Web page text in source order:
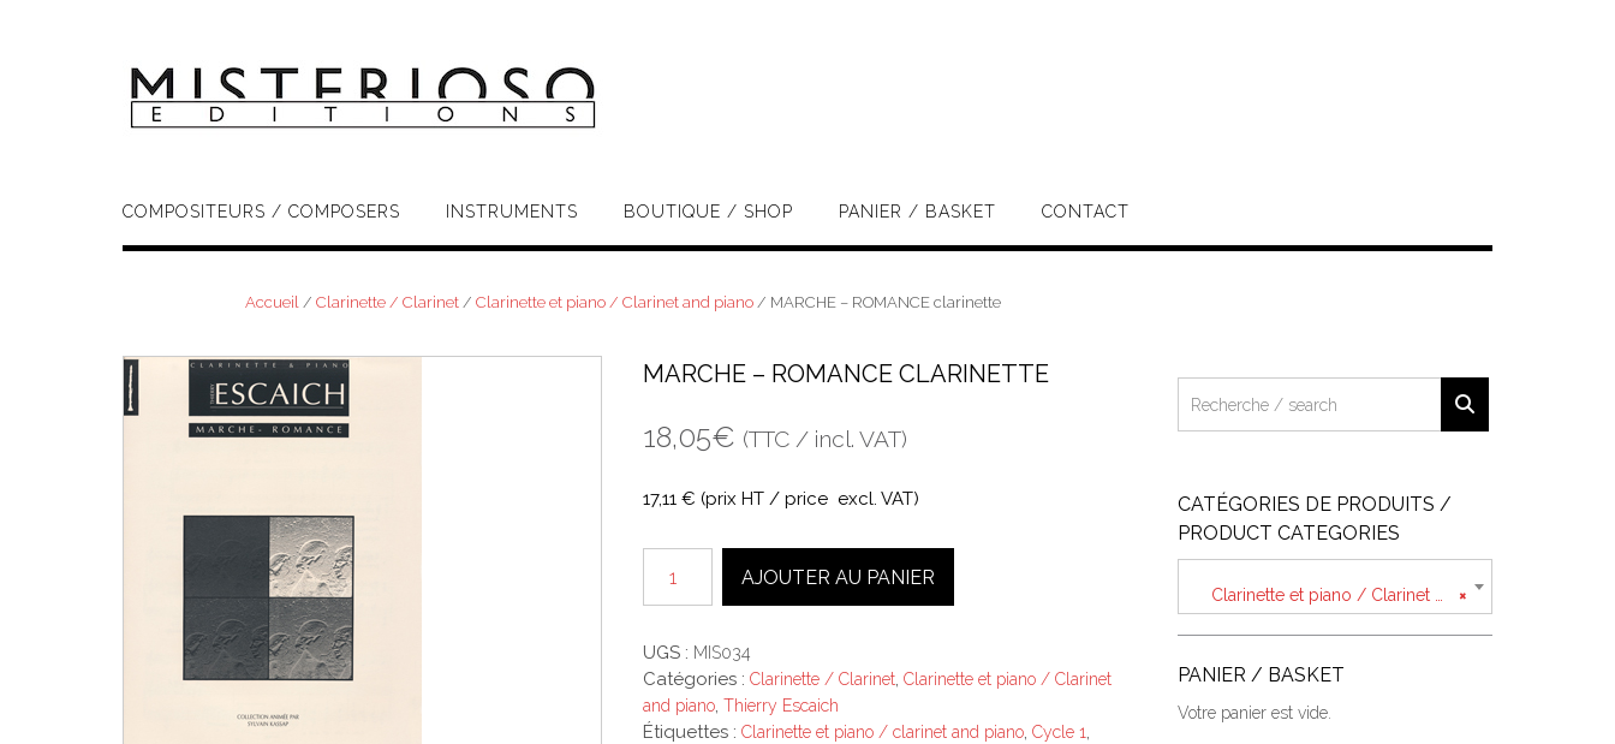
COMPOSITEURS / COMPOSERS INSTRUMENTS BOUTIQUE / SHOP PANIER / BASKET CONTACT
Accueil/ Clarinette / Clarinet/ Clarinette et piano / Clarinet and piano/ MARCHE – ROMANCE clarinette
MARCHE – ROMANCE CLARINETTE
18,05€ (TTC / incl. VAT)
17,11€ (prix HT / price excl. VAT)
MARCHE
ROMANCE
clarinette
AJOUTER AU PANIER
UGS : MIS034
Catégories : Clarinette / Clarinet, Clarinette et piano / Clarinet
and piano, Thierry Escaich
Étiquettes : Clarinette et piano / clarinet and piano, Cycle 1,
CATÉGORIES DE PRODUITS /
PRODUCT CATEGORIES
×
Clarinette et piano / Clarinet and piano
PANIER / BASKET
Votre panier est vide.